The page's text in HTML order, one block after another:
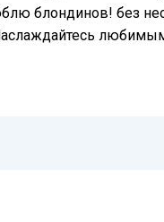
блондинов! без